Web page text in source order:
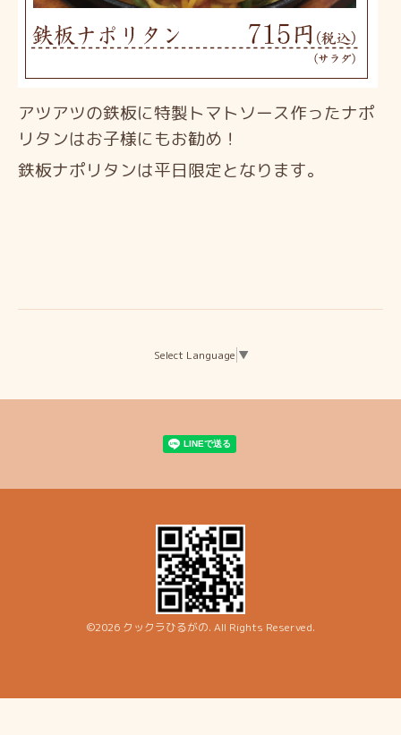
アツアツの鉄板に特製トマトソース作ったナポ
リタンはお子様にもお勧め！
鉄板ナポリタンは平日限定となります。
Select Language ▼
©2026 クックラひるがの. All Rights Reserved.